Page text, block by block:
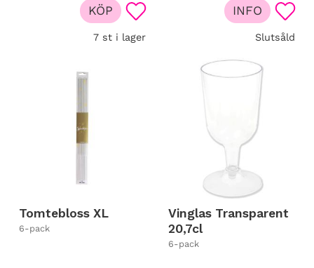
Lägg till i favoriter
7 st i lager
KÖP
Slutsåld
INFO
Tomtebloss XL
6-pack
Vinglas Transparent
20,7cl
6-pack